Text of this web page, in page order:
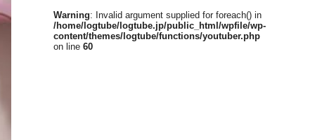
Warning: Invalid argument supplied for foreach() in
/home/logtube/logtube.jp/public_html/wpfile/wp-
content/themes/logtube/functions/youtuber.php
on line 60